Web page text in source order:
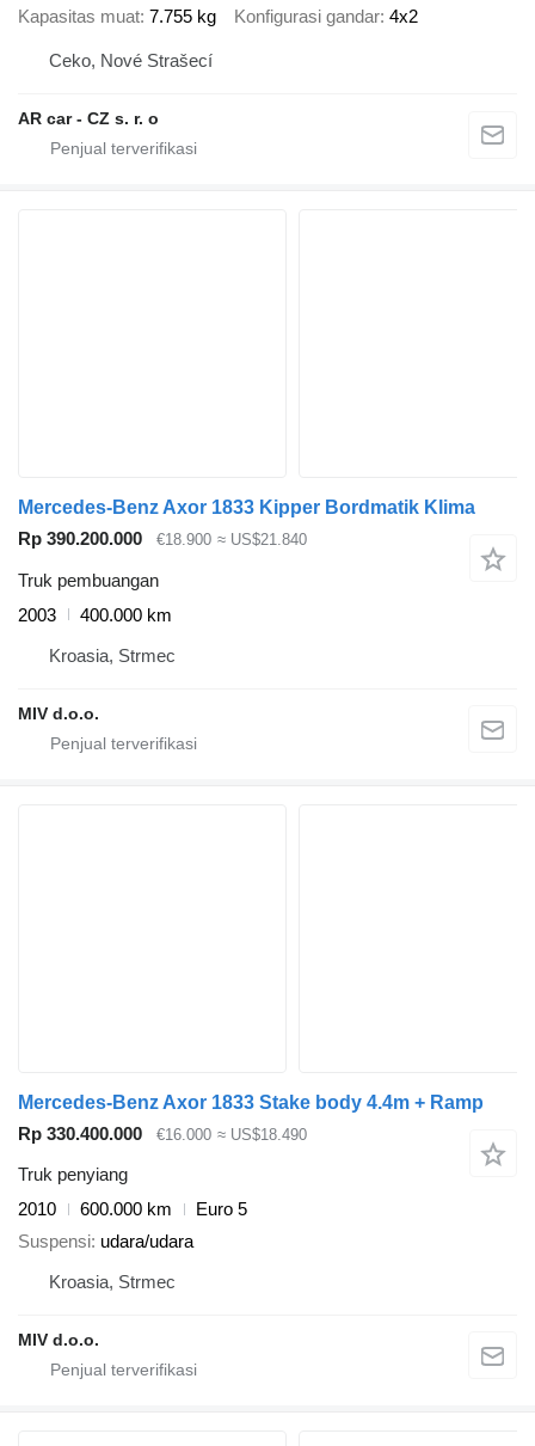
Kapasitas muat 7.755 kg Konfigurasi gandar 4x2
Ceko, Nové Strašecí
AR car - CZ s. r. o
Mercedes-Benz Axor 1833 Kipper Bordmatik Klima
Rp 390.200.000
€18.900 ≈ US$21.840
Truk pembuangan
2003
400.000 km
Kroasia, Strmec
MIV d.o.o.
Mercedes-Benz Axor 1833 Stake body 4.4m + Ramp
Rp 330.400.000
€16.000 ≈ US$18.490
Truk penyiang
2010
600.000 km
Euro 5
Suspensi udara/udara
Kroasia, Strmec
MIV d.o.o.